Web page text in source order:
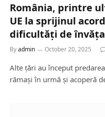
România, printre
UE la sprijinul
dificultăți de
Byadmin October 20, 2025
Alte țări au început
rămași în urmă și acoperă